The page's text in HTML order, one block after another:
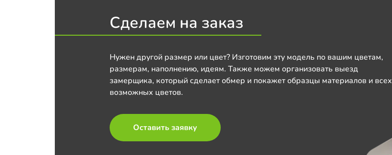
Сделаем на заказ
Нужен другой размер или цвет? Изготовим эту модель по вашим цветам,
размерам, наполнению, идеям. Также можем организовать выезд
замерщика, который сделает обмер и покажет образцы материалов и всех
возможных цветов.
Оставить заявку